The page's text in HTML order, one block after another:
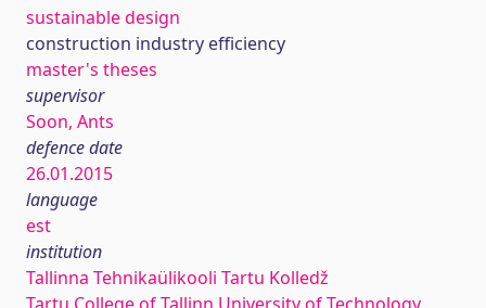
sustainable design
construction industry efficiency
master's theses
supervisor
Soon, Ants
defence date
26.01.2015
language
est
institution
Tallinna Tehnikaülikooli Tartu Kolledž